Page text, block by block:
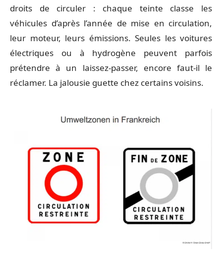
droits de circuler : chaque teinte classe les
véhicules d’après l’année de mise en circulation,
leur moteur, leurs émissions. Seules les voitures
électriques ou à hydrogène peuvent parfois
prétendre à un laissez-passer, encore faut-il le
réclamer. La jalousie guette chez certains voisins.